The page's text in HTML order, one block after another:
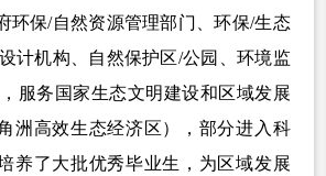
环保/自然资源管理部门、环保/生态
计机构、自然保护区/公园、环境监
服务国家生态文明建设和区域发展
洲高效生态经济区），部分进入科
养了大批优秀毕业生，为区域发展